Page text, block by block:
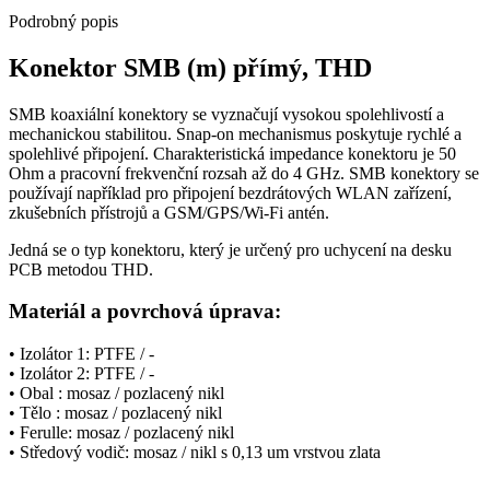
Podrobný popis
Konektor SMB (m) přímý, THD
SMB koaxiálníkonektory se vyznačují vysokou spolehlivostí a
mechanickou stabilitou. Snap-on mechanismus poskytuje rychlé a
spolehlivé připojení. Charakteristická impedance konektoru je 50
Ohm a pracovní frekvenční rozsah až do 4 GHz. SMB konektory se
používají například pro připojení bezdrátových WLAN zařízení,
zkušebních přístrojů a GSM/GPS/Wi-Fi antén.
Jedná se o typ konektoru, který je určený pro uchycení na desku
PCB metodou THD.
Materiál a povrchová úprava:
• Izolátor 1: PTFE / -
• Izolátor 2: PTFE / -
• Obal : mosaz / pozlacený nikl
• Tělo : mosaz / pozlacený nikl
• Ferulle: mosaz / pozlacený nikl
• Středový vodič: mosaz / nikl s 0,13 um vrstvou zlata